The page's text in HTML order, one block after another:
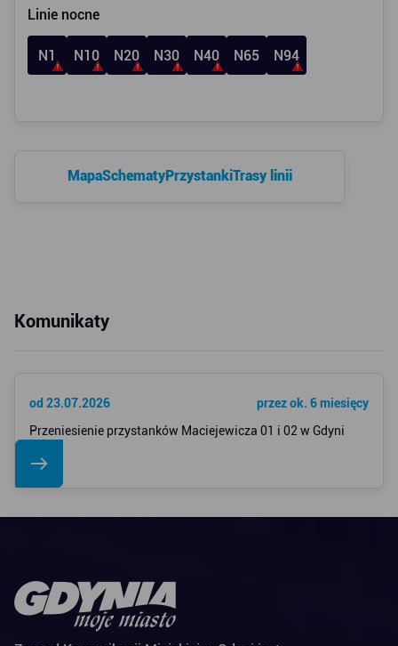
Linie nocne
N1 N10 N20 N30 N40 N65 N94
MapaSchematyPrzystankiTrasy linii
Komunikaty
od 23.07.2026
przez ok. 6 miesięcy
Przeniesienie przystanków Maciejewicza 01 i 02 w Gdyni